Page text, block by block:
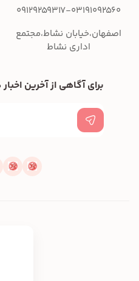
09129259317-03191092560
اصفهان،خیابان نشاط،مجتمع
اداری نشاط
برای آگاهی از آخرین